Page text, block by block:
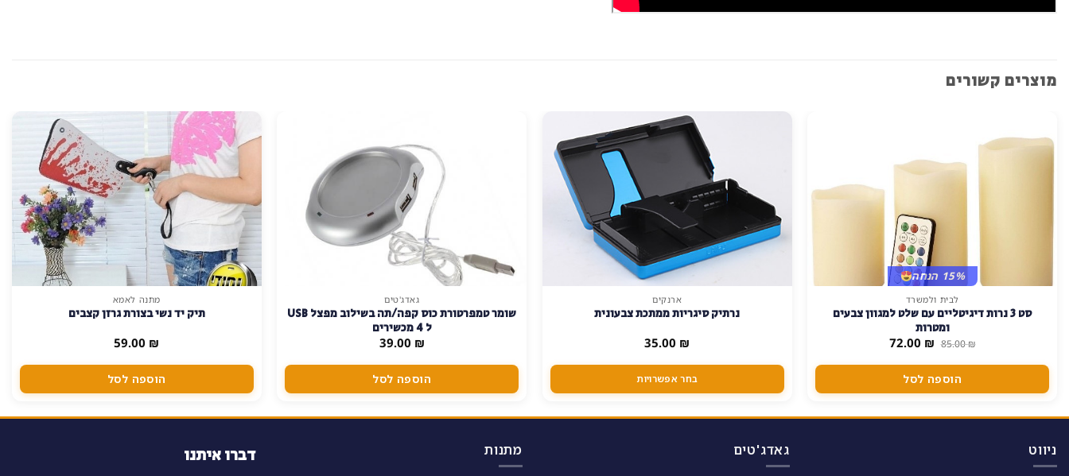
מוצרים קשורים
15% הנחה
לבית ולמשרד
סט 3 נרות דיגיטליים עם שלט למגוון צבעים
ומטרות
85.00₪ המחיר
המקורי
היה:
85.00 ₪.
72.00 ₪ המחיר
הוא:
הוספה לסל
ארנקים
נרתיק סיגריות ממתכת צבעונית
35.00 ₪
בחר אפשרויות
ניתן
האפשרויות
בעמוד
גאדג'טים
שומר טמפרטורת כוס קפה/תה בשילוב מפצל USB
ל 4 מכשירים
39.00 ₪
הוספה לסל
מתנה לאמא
תיק יד נשי בצורת גרזן קצבים
59.00 ₪
הוספה לסל
ניווט גאדג'טים מתנות דברו איתנו